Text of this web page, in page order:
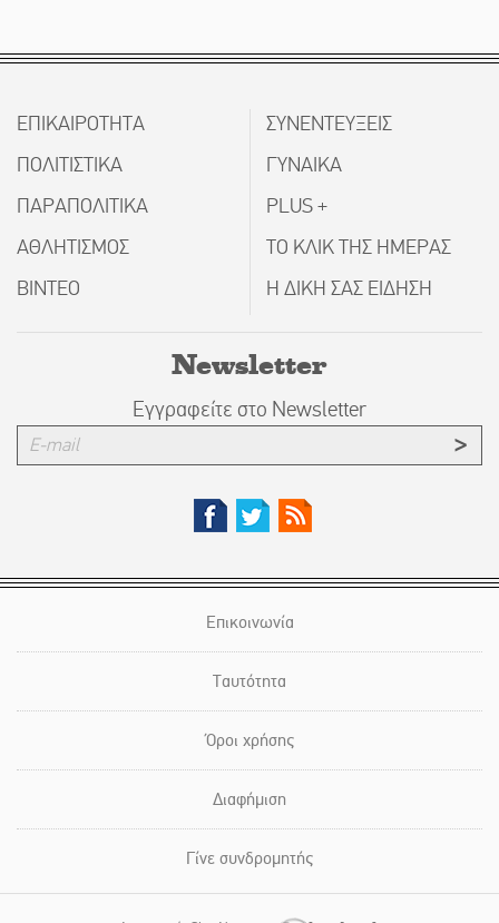
ΕΠΙΚΑΙΡΟΤΗΤΑ
ΠΟΛΙΤΙΣΤΙΚΑ
ΠΑΡΑΠΟΛΙΤΙΚΑ
ΑΘΛΗΤΙΣΜΟΣ
ΒΙΝΤΕΟ
ΣΥΝΕΝΤΕΥΞΕΙΣ
ΓΥΝΑΙΚΑ
PLUS +
ΤΟ ΚΛΙΚ ΤΗΣ ΗΜΕΡΑΣ
Η ΔΙΚΗ ΣΑΣ ΕΙΔΗΣΗ
Newsletter
Εγγραφείτε στο Newsletter
Επικοινωνία
Ταυτότητα
Όροι χρήσης
Διαφήμιση
Γίνε συνδρομητής